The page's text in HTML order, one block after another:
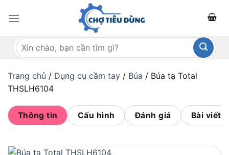
qua
dungTìm
kiếm:
Trang chủ / Dụng cụ cầm tay / Búa / Búa tạ Total
THSLH6104
Thông tin Cấu hình Đánh giá Bài viết